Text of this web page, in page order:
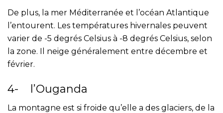
De plus, la mer Méditerranée et l’océan Atlantique
l’entourent. Les températures hivernales peuvent
varier de -5 degrés Celsius à -8 degrés Celsius, selon
la zone. Il neige généralement entre décembre et
février.
4- l’Ouganda
La montagne est si froide qu’elle a des glaciers, de la